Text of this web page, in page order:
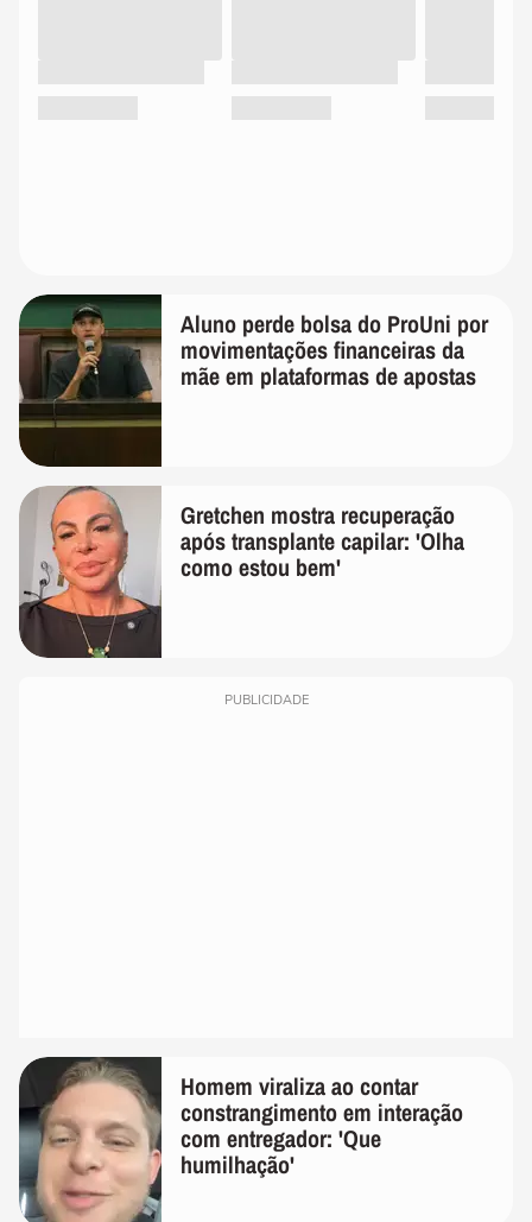
Aluno perde bolsa do ProUni por
movimentações financeiras da
mãe em plataformas de apostas
Gretchen mostra recuperação
após transplante capilar: 'Olha
como estou bem'
PUBLICIDADE
Homem viraliza ao contar
constrangimento em interação
com entregador: 'Que
humilhação'